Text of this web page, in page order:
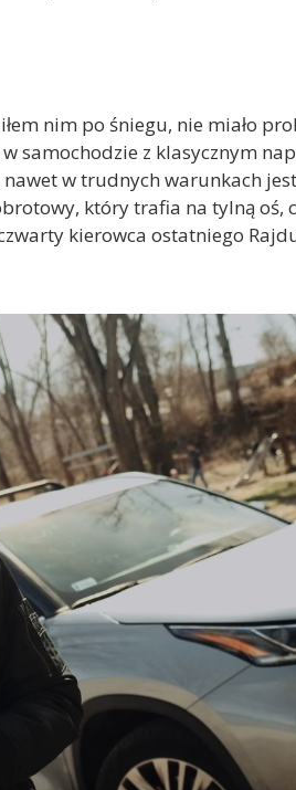
nim po śniegu, nie miało
samochodzie z klasycznym
w trudnych warunkach
który trafia na tylną oś,
kierowca ostatniego